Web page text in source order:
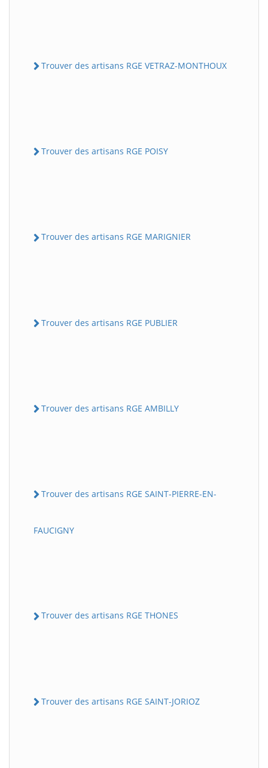
Trouver des artisans RGE VETRAZ-MONTHOUX
Trouver des artisans RGE POISY
Trouver des artisans RGE MARIGNIER
Trouver des artisans RGE PUBLIER
Trouver des artisans RGE AMBILLY
Trouver des artisans RGE SAINT-PIERRE-EN-
FAUCIGNY
Trouver des artisans RGE THONES
Trouver des artisans RGE SAINT-JORIOZ